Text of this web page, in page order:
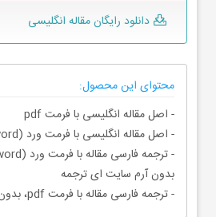
دانلود رایگان مقاله انگلیسی
محتوای این محصول:
- اصل مقاله انگلیسی با فرمت pdf
- اصل مقاله انگلیسی با فرمت ورد (word) با قابلیت ویرایش
بدون آرم سایت ای ترجمه
- ترجمه فارسی مقاله با فرمت pdf، بدون آرم سایت ای ترجمه